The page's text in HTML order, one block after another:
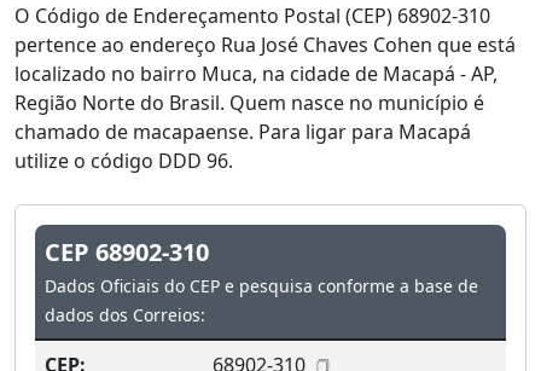
O Código de Endereçamento Postal (CEP) 68902-310
pertence ao endereço Rua José Chaves Cohen que está
localizado no bairro Muca, na cidade de Macapá - AP,
Região Norte do Brasil. Quem nasce no município é
chamado de macapaense. Para ligar para Macapá
utilize o código DDD 96.
CEP 68902-310
Dados Oficiais do CEP e pesquisa conforme a base de
dados dos Correios:
CEP:
68902-310